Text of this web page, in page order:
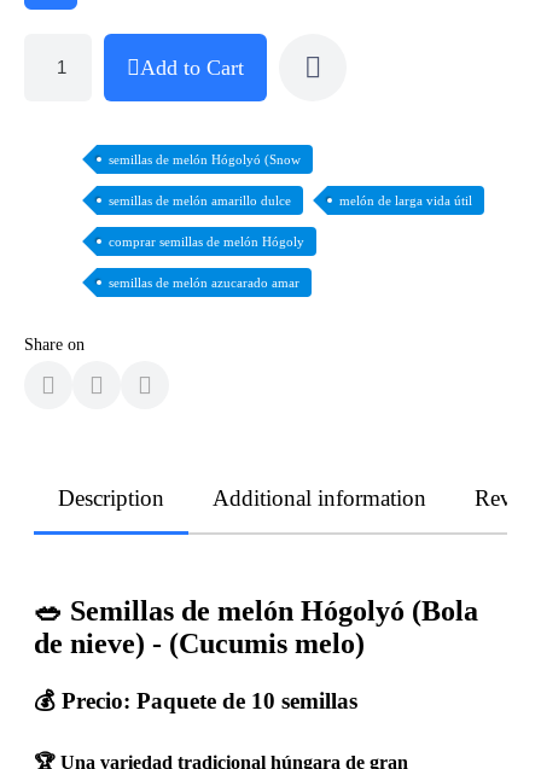
Add to Cart
semillas de melón Hógolyó (Snow
semillas de melón amarillo dulce melón de larga vida útil
comprar semillas de melón Hógoly
semillas de melón azucarado amar
Share on
Description Additional information
🥗 Semillas de melón Hógolyó (Bola
de nieve) - (Cucumis melo)
💰 Precio: Paquete de 10 semillas
🏆 Una variedad tradicional húngara de gran